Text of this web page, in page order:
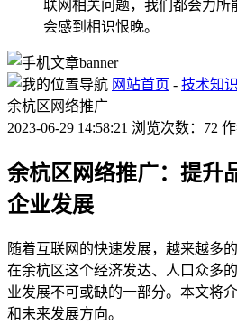
联网相关问题，我们都会力所
会感到相识恨晚。
网站首页 - 技术知识
余杭区网络推广
2023-06-29 14:58:21 浏览次数：72
余杭区网络推广：提升
企业发展
随着互联网的快速发展，越来越多
在余杭区这个经济发达、人口众多
业发展不可或缺的一部分。本文将
和未来发展方向。